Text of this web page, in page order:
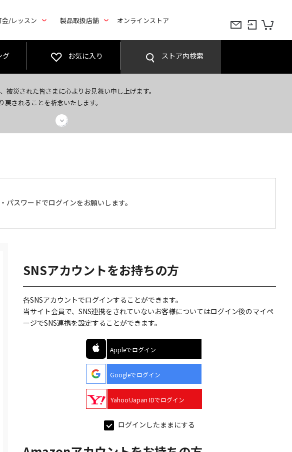
会/レッスン 製品取扱店舗 オンラインストア
グ お気に入り ストア内検索
災された皆さまに心よりお見舞い申し上げます。
されることを祈念いたします。
＞
プレゼント！
スワードでログインをお願いします。
SNSアカウントをお持ちの方
各SNSアカウントでログインすることができます。
当サイト会員で、SNS連携をされていないお客様についてはログイン後のマイペ
ージでSNS連携を設定することができます。
Appleでログイン
Googleでログイン
Yahoo!Japan IDでログイン
ログインしたままにする